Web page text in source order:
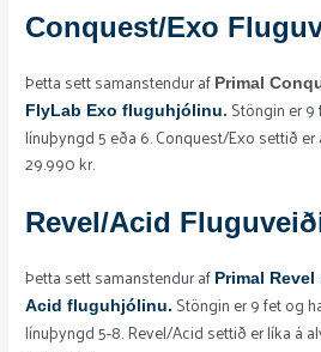
Conquest/Exo
Þetta sett samanstendur af Primal
FlyLab Exo fluguhjólinu. Stöngin er
línuþyngd 5 eða 6. Conquest/Exo settið
29.990 kr.
Revel/Acid
Þetta sett samanstendur af Primal
Acid fluguhjólinu. Stöngin er 9 fet og
línuþyngd 5-8. Revel/Acid settið er líka á